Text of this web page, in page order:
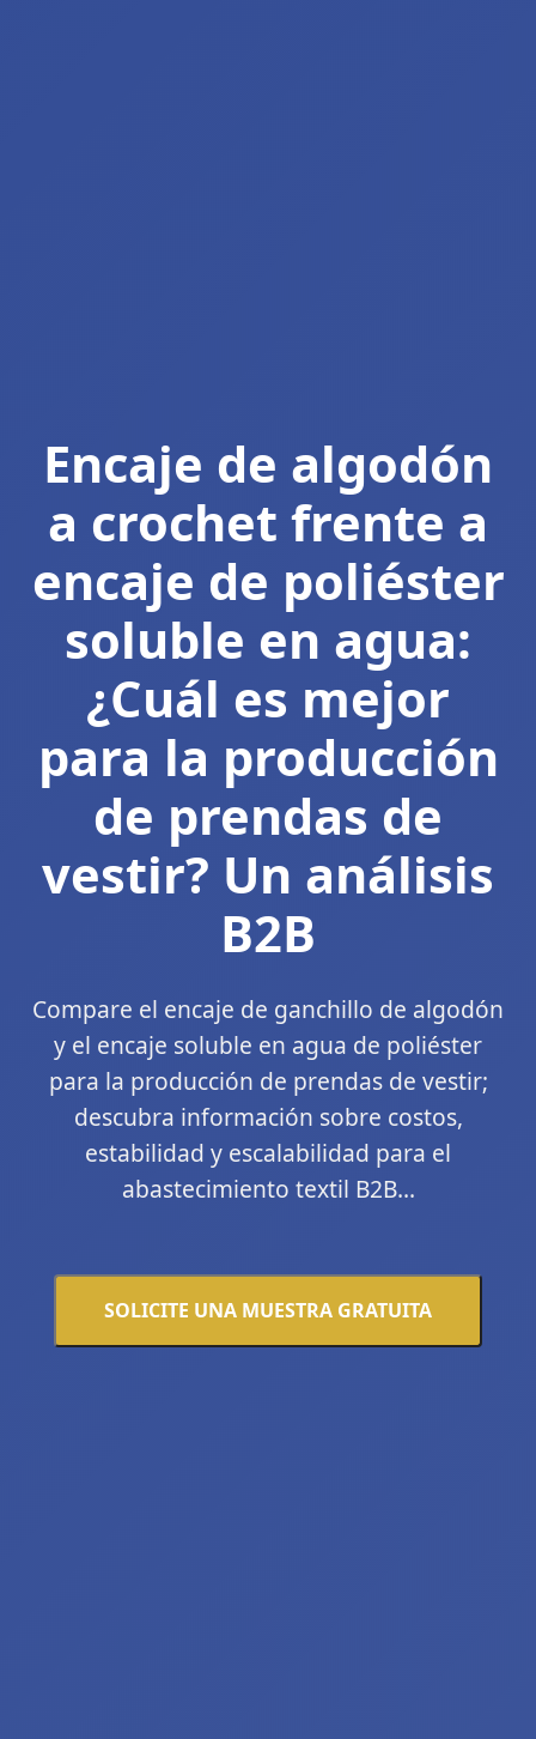
Encaje de algodón
a crochet frente a
encaje de poliéster
soluble en agua:
¿Cuál es mejor
para la producción
de prendas de
vestir? Un análisis
B2B
Compare el encaje de ganchillo de algodón
y el encaje soluble en agua de poliéster
para la producción de prendas de vestir;
descubra información sobre costos,
estabilidad y escalabilidad para el
abastecimiento textil B2B...
SOLICITE UNA MUESTRA GRATUITA